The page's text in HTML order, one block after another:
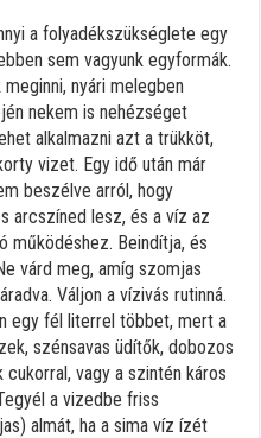
a folyadékszükséglete egy
sem vagyunk egyformák.
nyári melegben
nekem is nehézséget
alkalmazni azt a trükköt,
vizet. Egy idő után már
beszélve arról, hogy
arcszíned lesz, és a víz az
működéshez. Beindítja, és
várd meg, amíg szomjas
Váljon a vízivás rutinná.
egy fél literrel többet, mert a
szénsavas üdítők, dobozos
vagy a szintén káros
a vizedbe friss
almát, ha a sima víz ízét